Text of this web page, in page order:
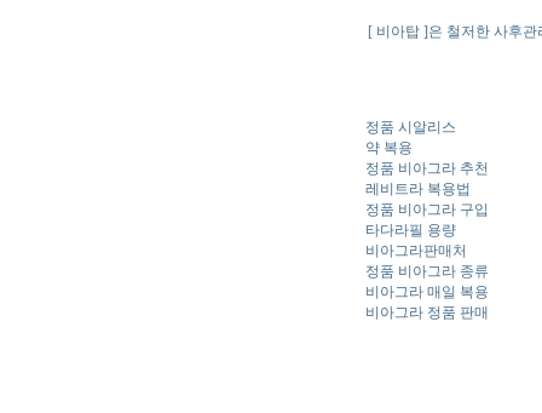
[ 비아탑 ]은 철저한 사후
정품 시알리스
약 복용
정품 비아그라 추천
레비트라 복용법
정품 비아그라 구입
타다라필 용량
비아그라판매처
정품 비아그라 종류
비아그라 매일 복용
비아그라 정품 판매